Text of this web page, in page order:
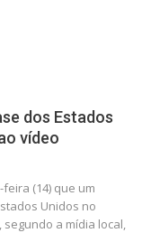
dos Estados
vídeo
(14) que um
Unidos no
a mídia local,